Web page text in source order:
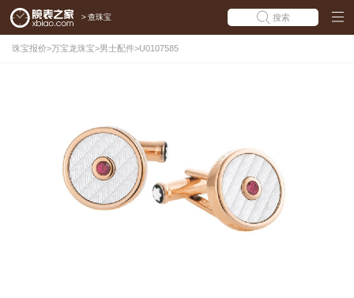
> 查珠宝 搜索
珠宝报价>万宝龙珠宝>男士配件>U0107585